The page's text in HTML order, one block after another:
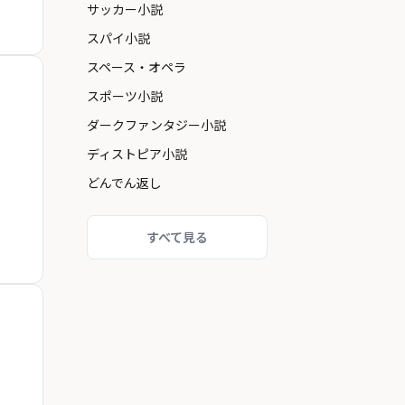
サッカー小説
スパイ小説
スペース・オペラ
スポーツ小説
ダークファンタジー小説
ディストピア小説
どんでん返し
すべて見る